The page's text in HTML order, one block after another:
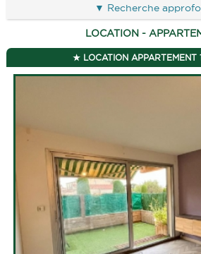
TOUTES LES VENTES
APPARTEMENTS
GARAGES
LOCATIONS
TOUTES LES LOCATIONS
RECHERCHER
SERVICES
ALERTE E-MAIL
VENDRE UN BIEN
CONTACT
Recherche
LOCATION -
LOCATION APPARTEMENT